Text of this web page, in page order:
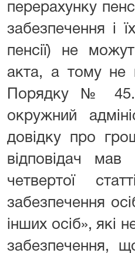
перерахунку
забезпечення і
пенсії) не
акта, а тому не
Порядку № 45.
окружний
довідку про
відповідач
четвертої
забезпечення
інших осіб», які
забезпечення,